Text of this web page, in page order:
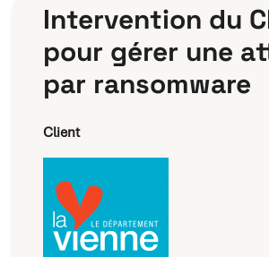
Intervention du
pour gérer une
par ransomware
Client